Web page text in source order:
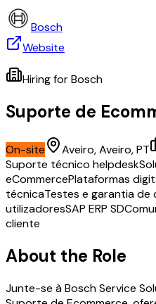
Bosch
Website
Hiring forBosch
Suporte de
On-site Aveiro, Aveiro, PT
Suporte técnico helpdesk
eCommercePlataformas
técnicaTestes e garantia de
utilizadoresSAP ERP SD
cliente
About the Role
Junte-se à Bosch Service